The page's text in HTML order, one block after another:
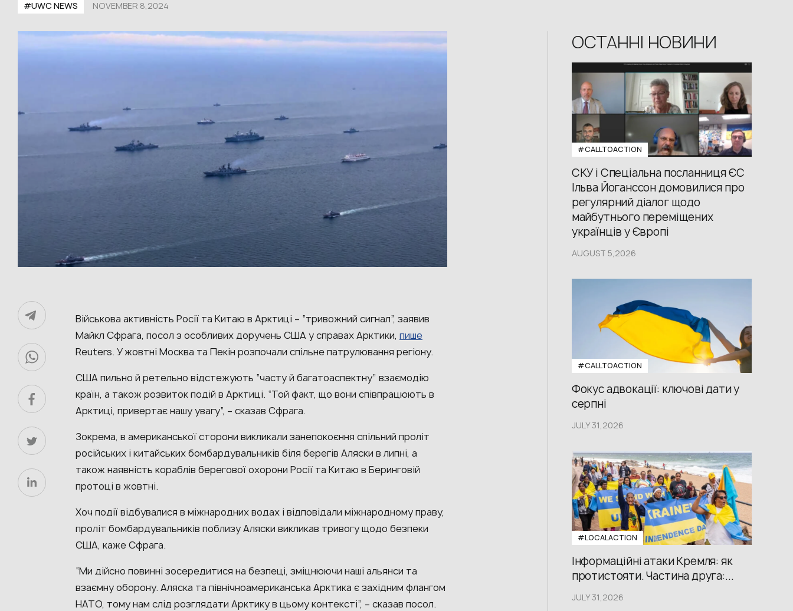
#UWС NEWS NOVEMBER 8,2024
Військова активність Росії та Китаю в Арктиці – “тривожний сигнал”, заявив
Майкл Сфрага, посол з особливих доручень США у справах Арктики, пише
Reuters. У жовтні Москва та Пекін розпочали спільне патрулювання регіону.
США пильно й ретельно відстежують “часту й багатоаспектну” взаємодію
країн, а також розвиток подій в Арктиці. “Той факт, що вони співпрацюють в
Арктиці, привертає нашу увагу”, – сказав Сфрага.
Зокрема, в американської сторони викликали занепокоєння спільний проліт
російських і китайських бомбардувальників біля берегів Аляски в липні, а
також наявність кораблів берегової охорони Росії та Китаю в Беринговій
протоці в жовтні.
Хоч події відбувалися в міжнародних водах і відповідали міжнародному праву,
проліт бомбардувальників поблизу Аляски викликав тривогу щодо безпеки
США, каже Сфрага.
“Ми дійсно повинні зосередитися на безпеці, зміцнюючи наші альянси та
взаємну оборону. Аляска та північноамериканська Арктика є західним флангом
НАТО, тому нам слід розглядати Арктику в цьому контексті”, – сказав посол.
ОСТАННІ НОВИНИ
#CALLTOACTION
СКУ і Спеціальна посланниця ЄС
Ільва Йоганссон домовилися про
регулярний діалог щодо
майбутнього переміщених
українців у Європі
AUGUST 5,2026
#CALLTOACTION
Фокус адвокації: ключові дати у
серпні
JULY 31,2026
#LOCALACTION
Інформаційні атаки Кремля: як
протистояти. Частина друга:...
JULY 31,2026